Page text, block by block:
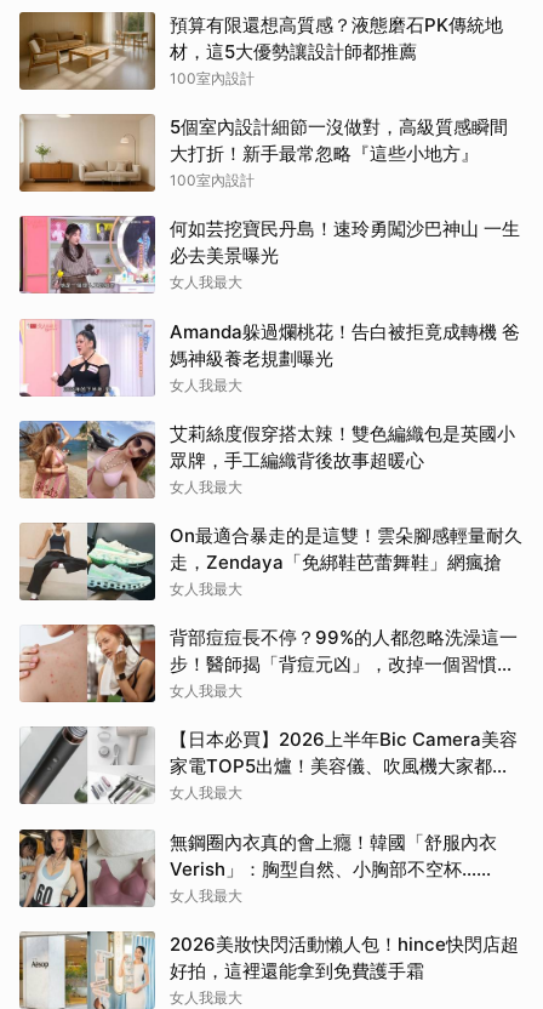
預算有限還想高質感？液態磨石PK傳統地
材，這5大優勢讓設計師都推薦
100室內設計
5個室內設計細節一沒做對，高級質感瞬間
大打折！新手最常忽略『這些小地方』
100室內設計
何如芸挖寶民丹島！速玲勇闖沙巴神山 一生
必去美景曝光
女人我最大
Amanda躲過爛桃花！告白被拒竟成轉機 爸
媽神級養老規劃曝光
女人我最大
艾莉絲度假穿搭太辣！雙色編織包是英國小
眾牌，手工編織背後故事超暖心
女人我最大
On最適合暴走的是這雙！雲朵腳感輕量耐久
走，Zendaya「免綁鞋芭蕾舞鞋」網瘋搶
女人我最大
背部痘痘長不停？99%的人都忽略洗澡這一
步！醫師揭「背痘元凶」，改掉一個習慣真
的差很多
女人我最大
【日本必買】2026上半年Bic Camera美容
家電TOP5出爐！美容儀、吹風機大家都搶
這幾款
女人我最大
無鋼圈內衣真的會上癮！韓國「舒服內衣
Verish」：胸型自然、小胸部不空杯…
Jennie也包色穿
女人我最大
2026美妝快閃活動懶人包！hince快閃店超
好拍，這裡還能拿到免費護手霜
女人我最大